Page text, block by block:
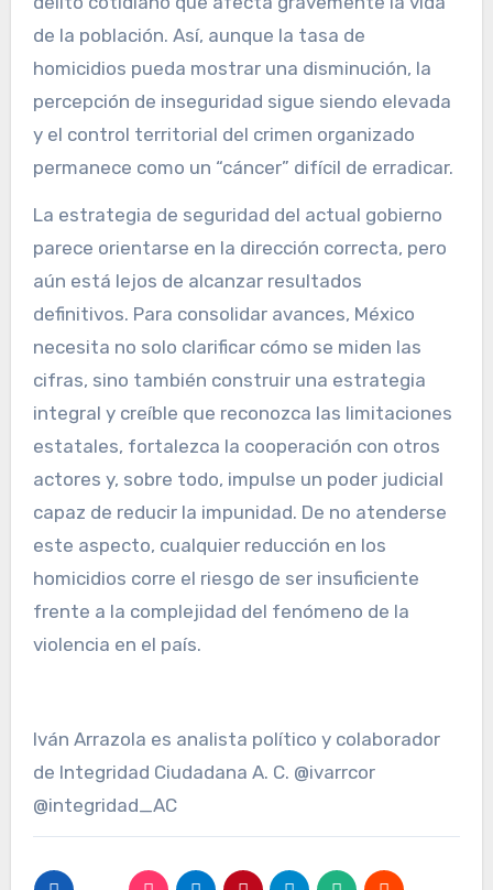
de la población. Así, aunque la tasa de
homicidios pueda mostrar una disminución, la
percepción de inseguridad sigue siendo elevada
y el control territorial del crimen organizado
permanece como un “cáncer” difícil de erradicar.
La estrategia de seguridad del actual gobierno
parece orientarse en la dirección correcta, pero
aún está lejos de alcanzar resultados
definitivos. Para consolidar avances, México
necesita no solo clarificar cómo se miden las
cifras, sino también construir una estrategia
integral y creíble que reconozca las limitaciones
estatales, fortalezca la cooperación con otros
actores y, sobre todo, impulse un poder judicial
capaz de reducir la impunidad. De no atenderse
este aspecto, cualquier reducción en los
homicidios corre el riesgo de ser insuficiente
frente a la complejidad del fenómeno de la
violencia en el país.
Iván Arrazola es analista político y colaborador
de Integridad Ciudadana A. C. @ivarrcor
@integridad_AC